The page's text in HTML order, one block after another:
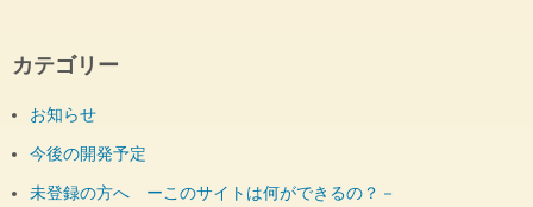
カテゴリー
お知らせ
今後の開発予定
未登録の方へ ーこのサイトは何ができるの？－